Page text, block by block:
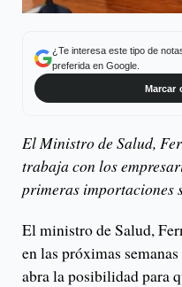
¿Te interesa este tipo de
preferida en Google.
Marcar
El Ministro de Salud,
trabaja con los
primeras importaciones
El ministro de Salud,
en las próximas
abra la posibilidad para